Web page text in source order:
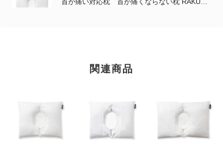
まだ痛みがあるようですが、 肩がすごく楽になっているそうです。
関連商品